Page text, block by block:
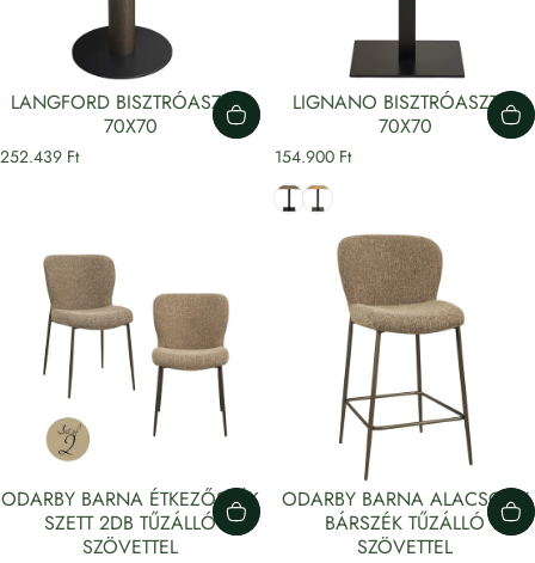
LANGFORD BISZTRÓASZTAL
70X70
252.439 Ft
LIGNANO BISZTRÓASZTAL
70X70
154.900 Ft
Füstölt tölgy
Tölgy
ODARBY BARNA ÉTKEZŐSZÉK
SZETT 2DB TŰZÁLLÓ
SZÖVETTEL
ODARBY BARNA ALACSONY
BÁRSZÉK TŰZÁLLÓ
SZÖVETTEL